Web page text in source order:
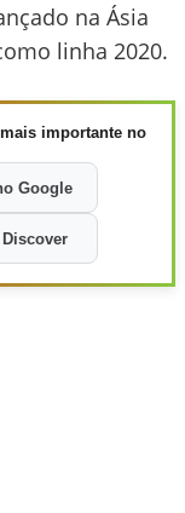
na Ásia
linha 2020.
mais importante no
Google